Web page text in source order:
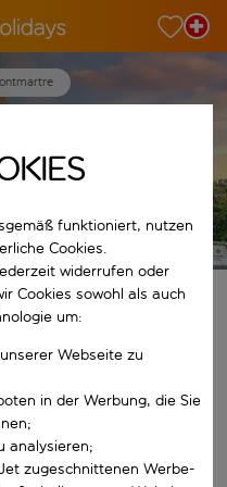
Es gelten die AGB
funktioniert, nutzen
Cookies.
widerrufen oder
Cookies sowohl als auch
um:
Webseite zu
in der Werbung, die Sie
analysieren;
zugeschnittenen Werbe-